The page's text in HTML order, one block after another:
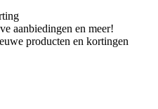
aanbiedingen en meer!
producten en kortingen